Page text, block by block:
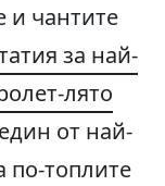
и чантите
за най-
лято
от най-
по-топлите